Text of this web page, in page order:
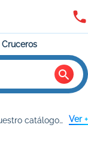
Descubre todos nuestros cruceros baratos. Nuestro catálogo de cruceros propone más de 400 ofertas. Desde un minicrucero hasta una Ver +